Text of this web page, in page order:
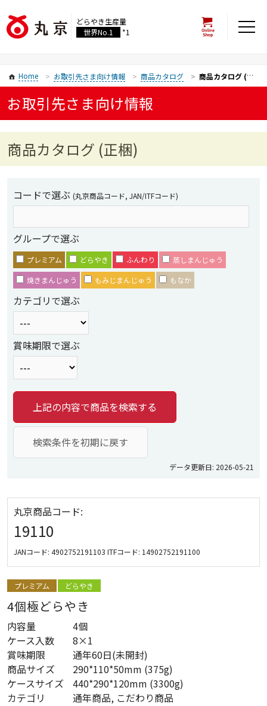
どらやき生産量
世界No.1
*1
Home お取引先さま向け情報 商品カタログ 商品カタログ (正梱)
お取引先さま向け情報
商品カタログ (正梱)
コードで選ぶ (丸京商品コード, JAN/ITFコード)
グループで選ぶ
プレミアム どらやき ふんわり
蒸しまんじゅう
焼きまんじゅう
もみじまんじゅう もなか
カテゴリで選ぶ
賞味期限で選ぶ
上記の内容で商品を検索する
検索条件を初期に戻す
データ更新日: 2026-05-21
丸京商品コード:
19110
JANコード: 4902752191103 ITFコード: 14902752191100
プレミアム どらやき
4個極どらやき
内容量
4個
ケース入数
8×1
賞味期限
通年60日(未開封)
商品サイズ
290*110*50mm (375g)
ケースサイズ
440*290*120mm (3300g)
カテゴリ
通年商品, こだわり商品